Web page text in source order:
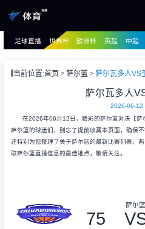
播
足球直播 世界杯 欧洲杯 英超 中超
当前位置:首页 萨尔篮 萨尔瓦多人VS
萨尔瓦多人
2026-06-12
在2026年06月12日，精彩的萨尔篮对决【萨
萨尔篮的球迷们，别忘了提前收藏本页面，确保
还特别为您整理了关于萨尔篮的最新比赛列表、
取萨尔篮直播信息的最佳地点，敬请关注。
萨尔篮
75